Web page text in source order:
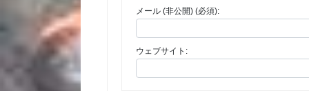
メール (非公開) (必須):
ウェブサイト: